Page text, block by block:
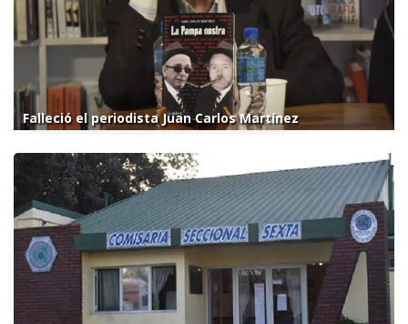
Falleció el periodista Juan Carlos Martínez